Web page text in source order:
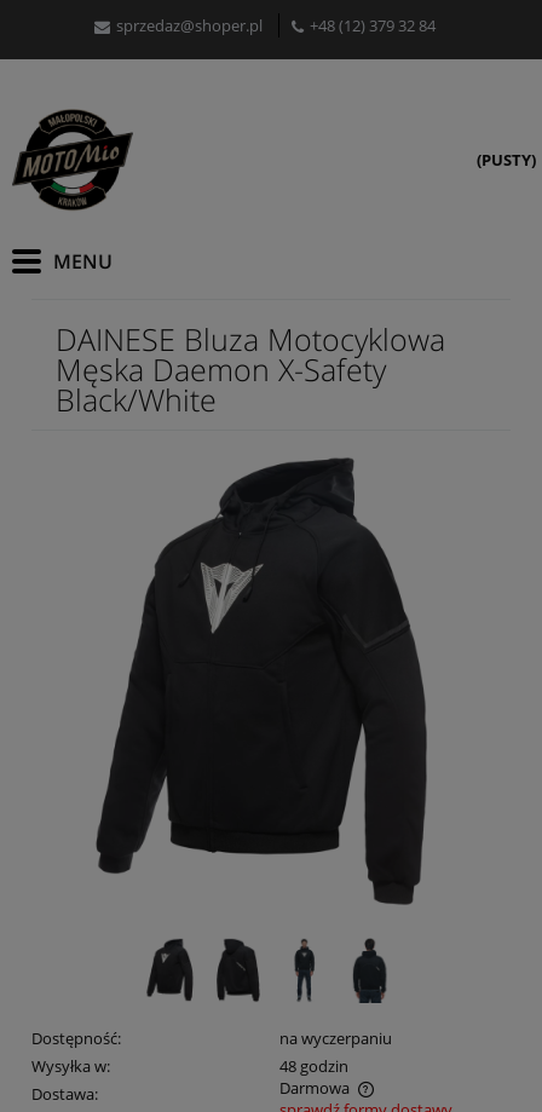
sprzedaz@shoper.pl +48 (12) 379 32 84
(PUSTY)
DAINESE Bluza Motocyklowa
Męska Daemon X-Safety
Black/White
Dostępność:
na wyczerpaniu
Wysyłka w:
48 godzin
Dostawa:
Darmowa